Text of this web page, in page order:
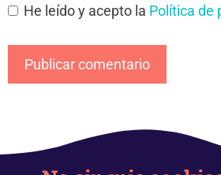
He leído y acepto la Política de